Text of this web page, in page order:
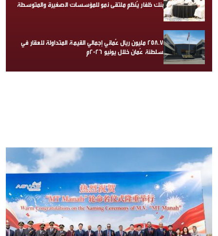
بنك ظفار يُنظم ملتقى نمو للمؤسسات الصغيرة والمتوسطة
258.7 مليون ريال عُماني إجمالي القيمة المتداولة للعقار في
سلطنة عُمان خلال يونيو 2026م